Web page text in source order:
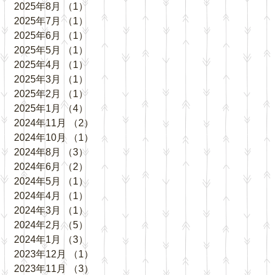
2025年8月
（1）
2025年7月 （1）
1件の記事
2025年6月
（1） 1件の記事
2025年5月
（1）
1件の記事
2025年4月
（1）1件の記事
2025年3月
（1）
1件の記事
2025年2月
（1） 1件の記事
2025年1月 （4）
4件の記事
2024年11月
（2）
2件の記事
2024年10月
（1）
1件の記事
2024年8月
（3）3件の記事
2024年6月 （2）
2件の記事
2024年5月
（1）1件の記事
2024年4月
（1）
1件の記事
2024年3月
（1）
2024年2月 （5）
5件の記事
2024年1月
（3）
3件の記事
2023年12月
（1）
2023年11月
（3）
3件の記事